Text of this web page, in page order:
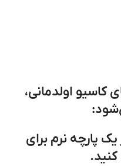
اولدمانی،
پارچه نرم برای